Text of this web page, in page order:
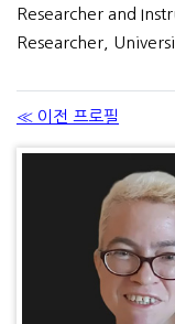
Researcher and
Researcher,
≪ 이전 프로필